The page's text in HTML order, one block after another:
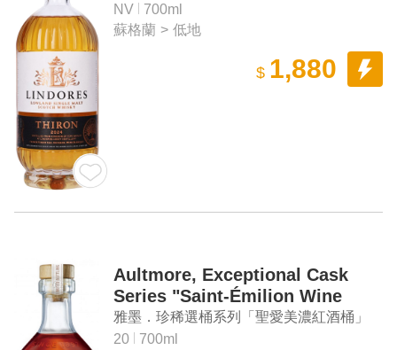
「帝龍 2024」低地單一麥芽蘇格蘭威士忌
NV
700ml
蘇格蘭 > 低地
$ 1,880
Aultmore, Exceptional Cask
Series "Saint-Émilion Wine
Cask" Aged 20 Years Speyside
Single Malt Scotch Whisky
雅墨．珍稀選桶系列「聖愛美濃紅酒桶」
20年斯佩賽單一麥芽蘇格蘭威士忌
20
700ml